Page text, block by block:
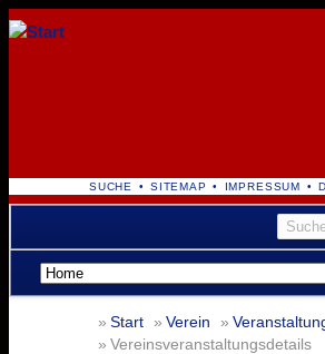
NAVIGATION
ÜBERSPRINGEN
SUCHE SITEMAP IMPRESSUM
Navigation
überspringen
Start Verein
Vereinsveranstaltungsdetails